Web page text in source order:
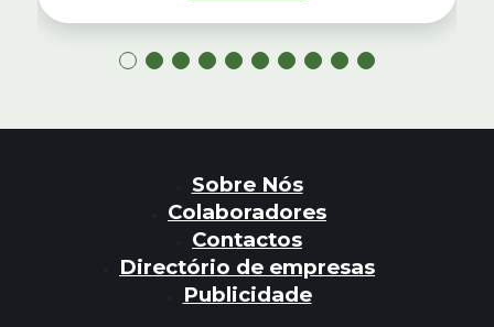
Sobre Nós
Colaboradores
Contactos
Directório de empresas
Publicidade